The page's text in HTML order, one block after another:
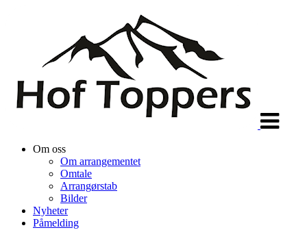
Om oss
Om arrangementet
Omtale
Arrangørstab
Bilder
Nyheter
Påmelding